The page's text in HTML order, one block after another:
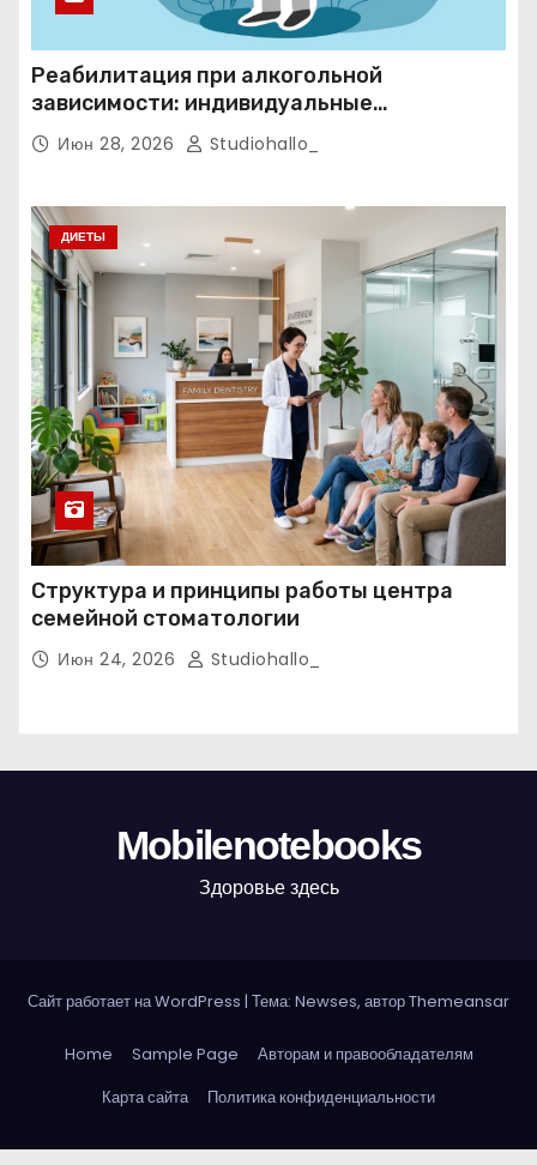
Реабилитация при алкогольной
зависимости: индивидуальные
программы, психотерапия и
ресоциализация при анонимном подходе
Июн 28, 2026 Studiohallo_
ДИЕТЫ
Структура и принципы работы центра
семейной стоматологии
Июн 24, 2026 Studiohallo_
Mobilenotebooks
Здоровье здесь
Сайт работает на WordPress | Тема: Newses, авторThemeansar
Home Sample Page
Авторам и правообладателям
Карта сайта
Политика конфиденциальности